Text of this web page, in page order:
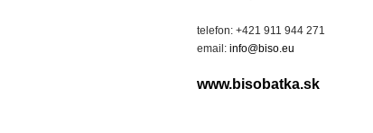
telefon: +421 911 944 271
email: info@biso.eu
www.bisobatka.sk